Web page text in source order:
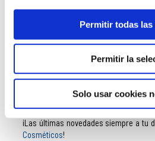
Permitir todas las
Permitir la
Solo usar cookies
Está disponible en formato con color
COMPRAR LAB
BRUNO
tienda online te ofrecemos todos los
a un precio increíble, con envío
¡Las últimas novedades siempre a tu
Cosméticos!